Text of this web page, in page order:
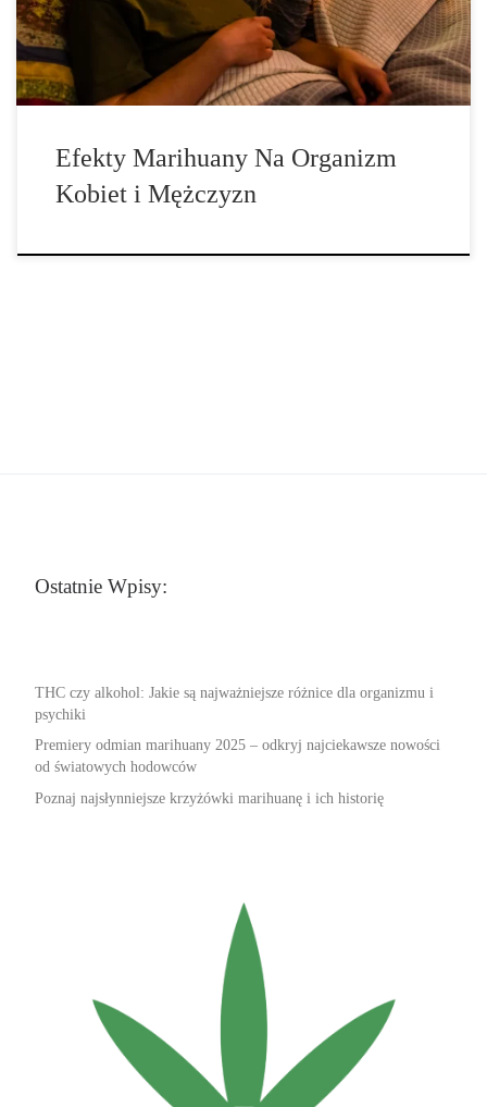
Kiedy palisz […]
Efekty Marihuany Na Organizm
Kobiet i Mężczyzn
Ostatnie Wpisy:
THC czy alkohol: Jakie są najważniejsze różnice dla organizmu i
psychiki
Premiery odmian marihuany 2025 – odkryj najciekawsze nowości
od światowych hodowców
Poznaj najsłynniejsze krzyżówki marihuanę i ich historię